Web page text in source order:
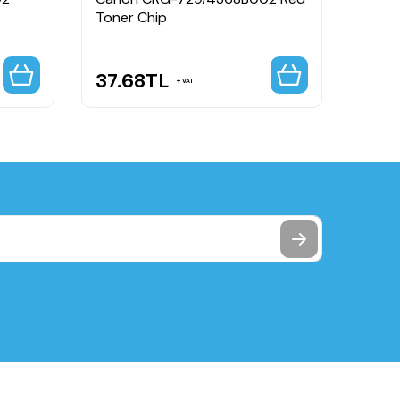
Toner Chip
37.68TL VAT